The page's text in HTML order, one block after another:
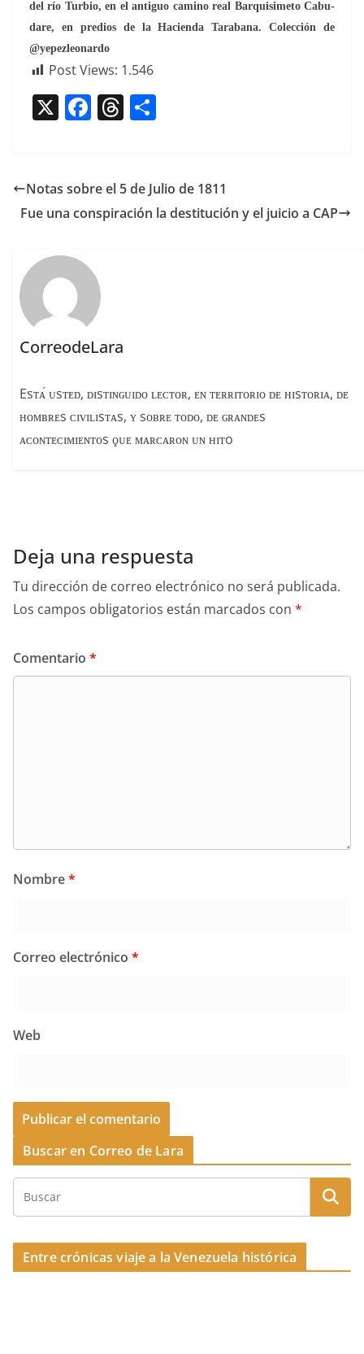
del río Tur­bio, en el antiguo camino real Bar­quisime­to Cabu­
dare, en pre­dios de la Hacien­da Tara­bana. Colec­ción de
@yepezleonardo
Post Views: 1.546
X F
e
b
o
k
T
a
d
p
ar
Notas sobre el 5 de Julio de 1811
Fue una conspiración la destitución y el juicio a CAP
CorreodeLara
Esᴛᴀ́ ᴜsᴛᴇᴅ, ᴅɪsᴛɪɴɢᴜɪᴅᴏ ʟᴇᴄᴛᴏʀ, ᴇɴ ᴛᴇʀʀɪᴛᴏʀɪᴏ ᴅᴇ ʜɪsᴛᴏʀɪᴀ, ᴅᴇ
ʜᴏᴍʙʀᴇs ᴄɪᴠɪʟɪsᴛᴀs, ʏ sᴏʙʀᴇ ᴛᴏᴅᴏ, ᴅᴇ ɢʀᴀɴᴅᴇs
ᴀᴄᴏɴᴛᴇᴄɪᴍɪᴇɴᴛᴏs ϙᴜᴇ ᴍᴀʀᴄᴀʀᴏɴ ᴜɴ ʜɪᴛo
Deja una respuesta
Tu dirección de correo electrónico no será publicada.
Los campos obligatorios están marcados con *
Comentario *
Nombre*
Correo electrónico *
Web
Buscar en Correo de Lara
Entre crónicas viaje a la Venezuela histórica